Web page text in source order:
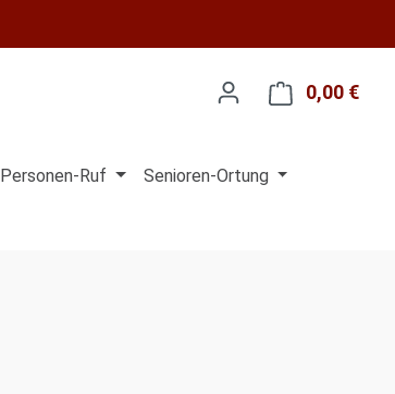
0,00 €
Personen-Ruf Senioren-Ortung